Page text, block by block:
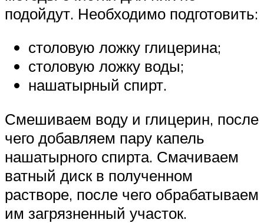
подойдут. Необходимо подготовить:
столовую ложку глицерина;
столовую ложку воды;
нашатырный спирт.
Смешиваем воду и глицерин, после
чего добавляем пару капель
нашатырного спирта. Смачиваем
ватный диск в полученном
растворе, после чего обрабатываем
им загрязненный участок.